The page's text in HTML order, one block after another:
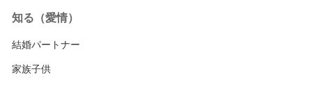
知る（愛情）
結婚パートナー
家族子供